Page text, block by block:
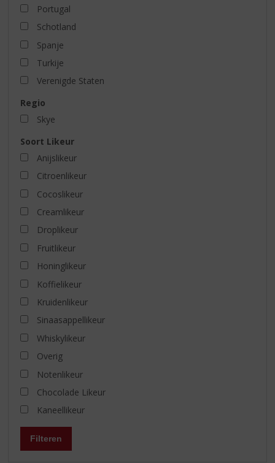
Portugal
Schotland
Spanje
Turkije
Verenigde Staten
Regio
Skye
Soort Likeur
Anijslikeur
Citroenlikeur
Cocoslikeur
Creamlikeur
Droplikeur
Fruitlikeur
Honinglikeur
Koffielikeur
Kruidenlikeur
Sinaasappellikeur
Whiskylikeur
Overig
Notenlikeur
Chocolade Likeur
Kaneellikeur
Filteren